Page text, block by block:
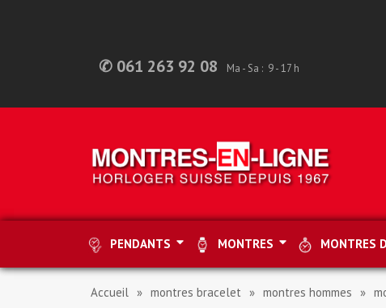
✆ 061 263 92 08 Ma - Sa : 9 - 17 h
PENDANTS MONTRES MONTRES
Accueil montres bracelet montres hommes